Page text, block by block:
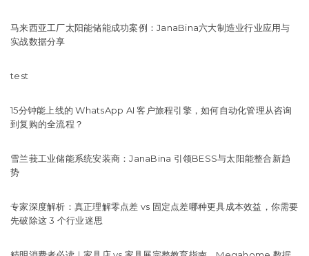
马来西亚工厂太阳能储能成功案例：JanaBina六大制造业行业应用与
实战数据分享
test
15分钟能上线的 WhatsApp AI 客户旅程引擎，如何自动化管理从咨询
到复购的全流程？
雪兰莪工业储能系统安装商：JanaBina 引领BESS与太阳能整合新趋
势
专家深度解析：真正理解零点差 vs 固定点差哪种更具成本效益，你需要
先破除这 3 个行业迷思